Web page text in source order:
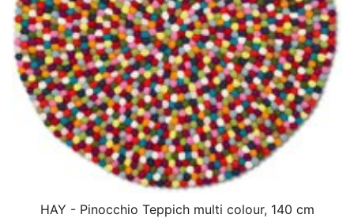
HAY - Pinocchio Teppich multi colour, 140 cm